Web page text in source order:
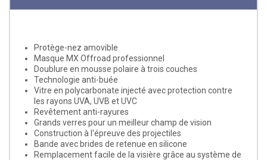
Protège-nez amovible
Masque MX Offroad professionnel
Doublure en mousse polaire à trois couches
Technologie anti-buée
Vitre en polycarbonate injecté avec protection contre
les rayons UVA, UVB et UVC
Revêtement anti-rayures
Grands verres pour un meilleur champ de vision
Construction à l'épreuve des projectiles
Bande avec brides de retenue en silicone
Remplacement facile de la visière grâce au système de